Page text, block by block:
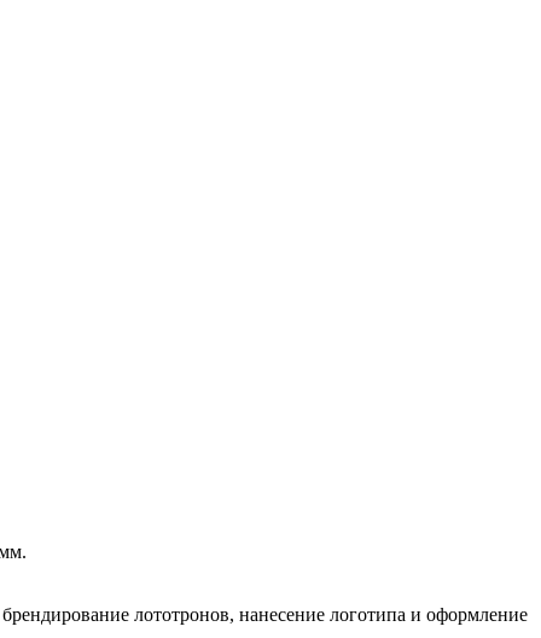
лототронов, нанесение логотипа и оформление